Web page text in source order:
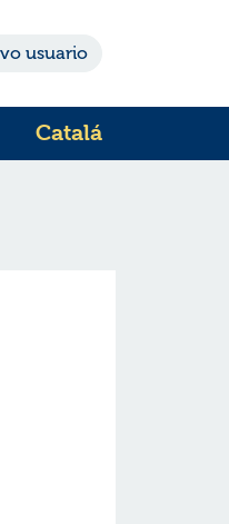
usuario
Catalá